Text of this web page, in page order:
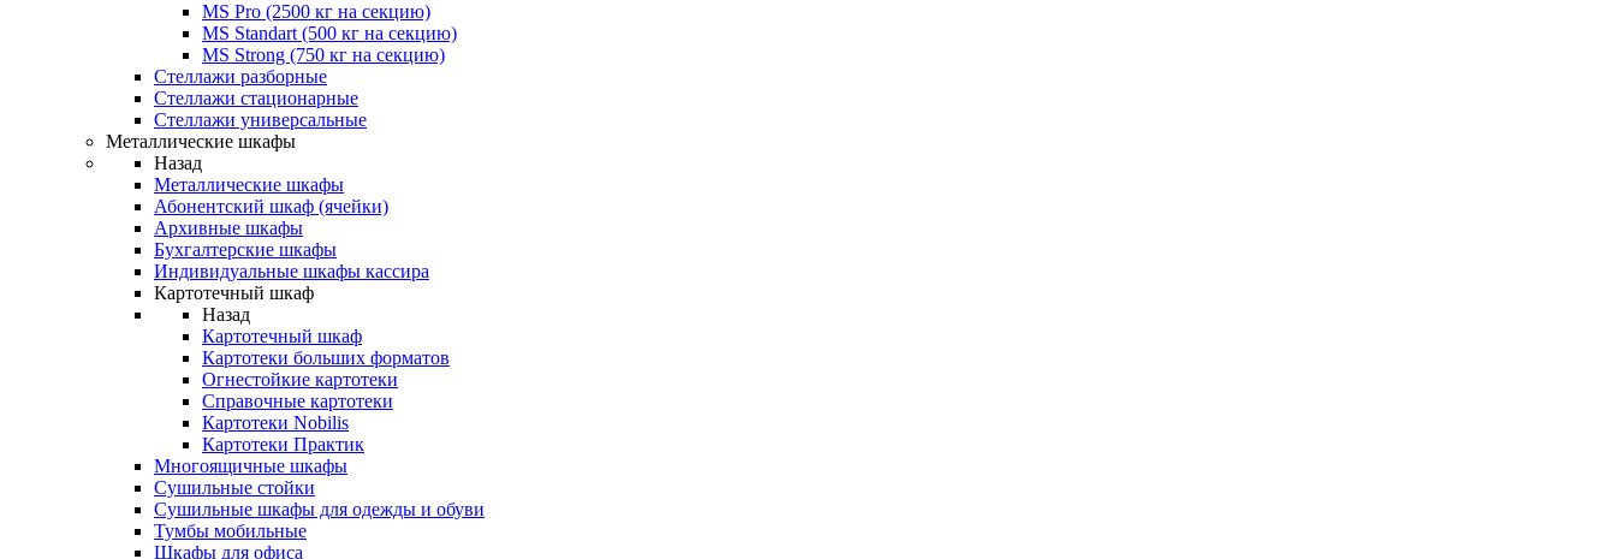
MS Pro (2500 кг на секцию)
MS Standart (500 кг на секцию)
MS Strong (750 кг на секцию)
Стеллажи разборные
Стеллажи стационарные
Стеллажи универсальные
Металлические шкафы
Назад
Металлические шкафы
Абонентский шкаф (ячейки)
Архивные шкафы
Бухгалтерские шкафы
Индивидуальные шкафы кассира
Картотечный шкаф
Назад
Картотечный шкаф
Картотеки больших форматов
Огнестойкие картотеки
Справочные картотеки
Картотеки Nobilis
Картотеки Практик
Многоящичные шкафы
Сушильные стойки
Сушильные шкафы для одежды и обуви
Тумбы мобильные
Шкафы для офиса